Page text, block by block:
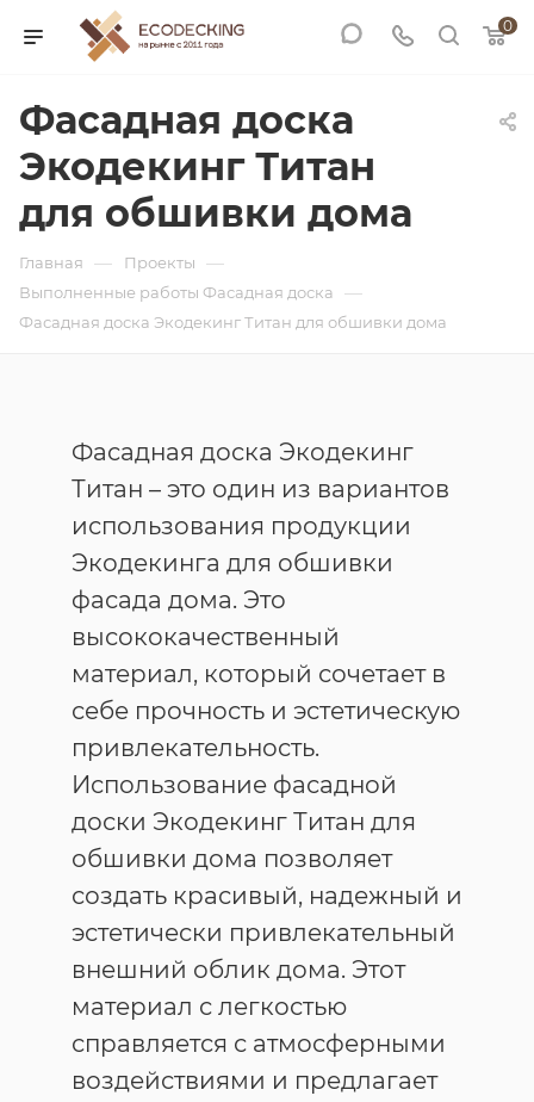
0
Фасадная доска
Экодекинг Титан
для обшивки дома
Главная — Проекты —
Выполненные работы Фасадная доска —
Фасадная доска Экодекинг Титан для обшивки дома
Фасадная доска Экодекинг
Титан – это один из вариантов
использования продукции
Экодекинга для обшивки
фасада дома. Это
высококачественный
материал, который сочетает в
себе прочность и эстетическую
привлекательность.
Использование фасадной
доски Экодекинг Титан для
обшивки дома позволяет
создать красивый, надежный и
эстетически привлекательный
внешний облик дома. Этот
материал с легкостью
справляется с атмосферными
воздействиями и предлагает